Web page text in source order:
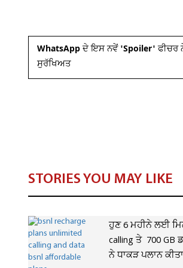
WhatsApp ਦੇ ਇਸ ਨਵੇਂ 'Spoiler' ਫੀਚਰ
ਸੁਰੱਖਿਅਤ
STORIES YOU MAY LIKE
ਹੁਣ 6 ਮਹੀਨੇ ਲਈ
calling ਤੇ 700 GB
ਨੇ ਧਾਕੜ ਪਲਾਨ